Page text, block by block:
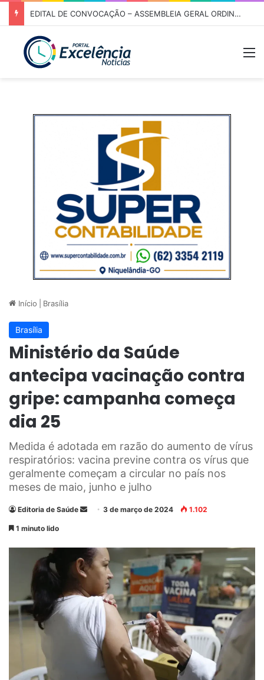
EDITAL DE CONVOCAÇÃO – ASSEMBLEIA GERAL ORDINÁRIA 01/2026 – ASSOCIAÇÃO DOS CORREDORES DE NIQUELÂNDIA (ACN)
Início Brasília
Brasília
Ministério da Saúde
antecipa vacinação contra
gripe: campanha começa
dia 25
Medida é adotada em razão do aumento de vírus
respiratórios: vacina previne contra os vírus que
geralmente começam a circular no país nos
meses de maio, junho e julho
Editoria de Saúde
d
e
m
e
-
m
a
3 de março de 2024 1.102
1 minuto lido